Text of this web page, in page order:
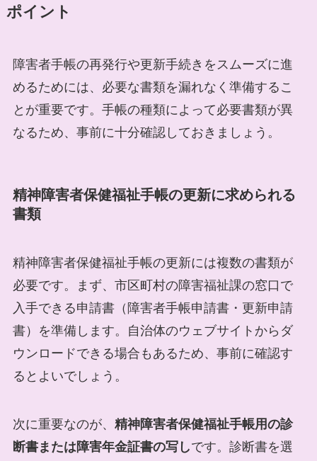
ポイント
障害者手帳の再発行や更新手続きをスムーズに進
めるためには、必要な書類を漏れなく準備するこ
とが重要です。手帳の種類によって必要書類が異
なるため、事前に十分確認しておきましょう。
精神障害者保健福祉手帳の更新に求められる
書類
精神障害者保健福祉手帳の更新には複数の書類が
必要です。まず、市区町村の障害福祉課の窓口で
入手できる申請書（障害者手帳申請書・更新申請
書）を準備します。自治体のウェブサイトからダ
ウンロードできる場合もあるため、事前に確認す
るとよいでしょう。
次に重要なのが、 精神障害者保健福祉手帳用の診
断書または障害年金証書の写しです。診断書を選